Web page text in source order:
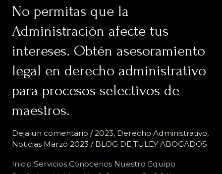
No permitas que la
Administración afecte tus
intereses. Obtén asesoramiento
legal en derecho administrativo
para procesos selectivos de
maestros.
Deja un comentario /2023, Derecho Administrativo,
Noticias Marzo 2023 / BLOG DE TULEY ABOGADOS
Inicio Servicios Conocenos Nuestro Equipo
No
permitas
que
la
Administración
afecte
intereses.
Obtén
legal
en
administrativo